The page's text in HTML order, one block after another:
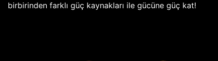
birbirinden farklı güç kaynakları ile gücüne güç kat!